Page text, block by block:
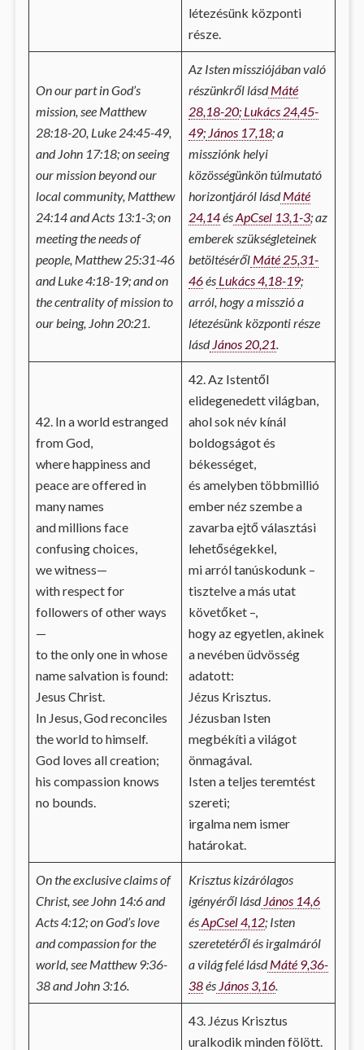
létezésünk központi
része.
On our part in God’s
mission, see Matthew
28:18-20, Luke 24:45-49,
and John 17:18; on seeing
our mission beyond our
local community, Matthew
24:14 and Acts 13:1-3; on
meeting the needs of
people, Matthew 25:31-46
and Luke 4:18-19; and on
the centrality of mission to
our being, John 20:21.
Az Isten missziójában való
részünkről lásdMáté
28,18-20;Lukács 24,45-
49;János 17,18; a
missziónk helyi
közösségünkön túlmutató
horizontjáról lásdMáté
24,14ésApCsel 13,1-3; az
emberek szükségleteinek
betöltésérőlMáté 25,31-
46ésLukács 4,18-19;
arról, hogy a misszió a
létezésünk központi része
lásdJános 20,21
42. In a world estranged
from God,
where happiness and
peace are offered in
many names
and millions face
confusing choices,
we witness—
with respect for
followers of other ways
—
to the only one in whose
name salvation is found:
Jesus Christ.
In Jesus, God reconciles
the world to himself.
God loves all creation;
his compassion knows
no bounds.
42. Az Istentől
elidegenedett világban,
ahol sok név kínál
boldogságot és
békességet,
és amelyben többmillió
ember néz szembe a
zavarba ejtő választási
lehetőségekkel,
mi arról tanúskodunk –
tisztelve a más utat
követőket –,
hogy az egyetlen, akinek
a nevében üdvösség
adatott:
Jézus Krisztus.
Jézusban Isten
megbékíti a világot
önmagával.
Isten a teljes teremtést
szereti;
irgalma nem ismer
határokat.
On the exclusive claims of
Christ, see John 14:6 and
Acts 4:12; on God’s love
and compassion for the
world, see Matthew 9:36-
38 and John 3:16.
Krisztus kizárólagos
igényéről lásdJános 14,6
ésApCsel 4,12; Isten
szeretetéről és irgalmáról
a világ felé lásdMáté 9,36-
38ésJános 3,16.
43. Jézus Krisztus
uralkodik minden fölött.